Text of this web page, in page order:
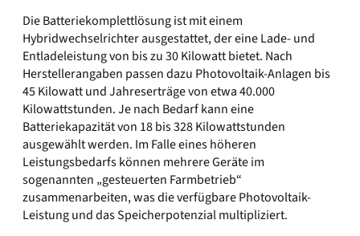
Die Batteriekomplettlösung ist mit einem
Hybridwechselrichter ausgestattet, der eine Lade- und
Entladeleistung von bis zu 30 Kilowatt bietet. Nach
Herstellerangaben passen dazu Photovoltaik-Anlagen bis
45 Kilowatt und Jahreserträge von etwa 40.000
Kilowattstunden. Je nach Bedarf kann eine
Batteriekapazität von 18 bis 328 Kilowattstunden
ausgewählt werden. Im Falle eines höheren
Leistungsbedarfs können mehrere Geräte im
sogenannten „gesteuerten Farmbetrieb“
zusammenarbeiten, was die verfügbare Photovoltaik-
Leistung und das Speicherpotenzial multipliziert.